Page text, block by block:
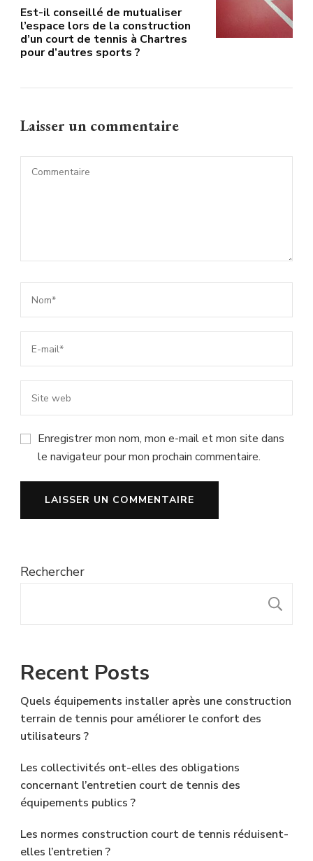
Est-il conseillé de mutualiser
l’espace lors de la construction
d’un court de tennis à Chartres
pour d’autres sports ?
Laisser un commentaire
Enregistrer mon nom, mon e-mail et mon site dans
le navigateur pour mon prochain commentaire.
Rechercher
Recent Posts
Quels équipements installer après une construction
terrain de tennis pour améliorer le confort des
utilisateurs ?
Les collectivités ont-elles des obligations
concernant l’entretien court de tennis des
équipements publics ?
Les normes construction court de tennis réduisent-
elles l’entretien ?